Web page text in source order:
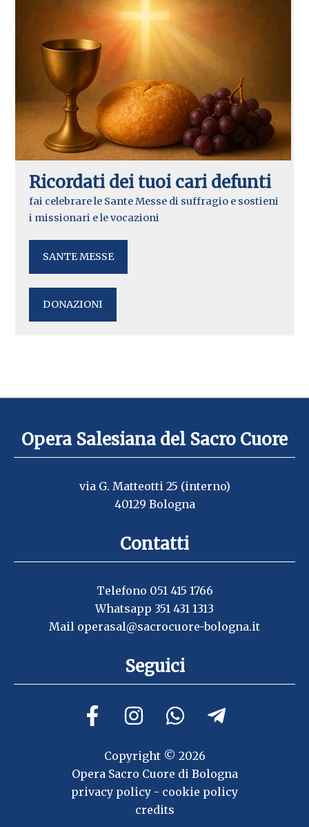
Ricordati dei tuoi cari defunti
fai celebrare le Sante Messe di suffragio e sostieni
i missionari e le vocazioni
SANTE MESSE
DONAZIONI
Opera Salesiana del Sacro Cuore
via G. Matteotti 25 (interno)
40129 Bologna
Contatti
Telefono 051 415 1766
Whatsapp 351 431 1313
Mail operasal@sacrocuore-bologna.it
Seguici
Copyright © 2026
Opera Sacro Cuore di Bologna
privacy policy - cookie policy
credits